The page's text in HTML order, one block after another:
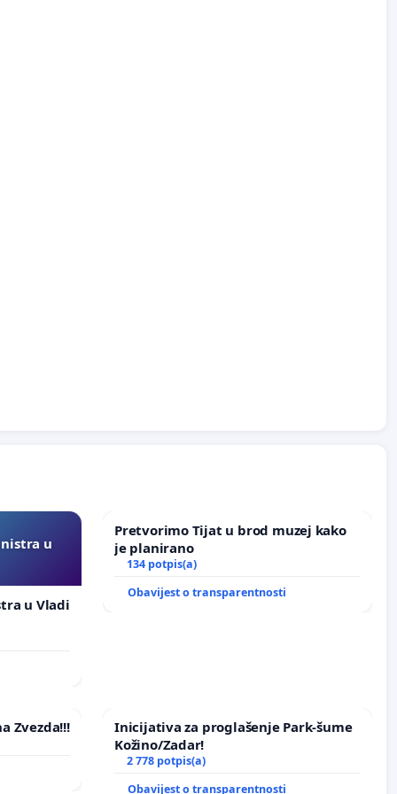
u
u Vladi
Pretvorimo Tijat u brod muzej kako
je planirano
134 potpis(a)
Obavijest o transparentnosti
Zvezda!!!
Inicijativa za proglašenje Park-šume
Kožino/Zadar!
2 778 potpis(a)
Obavijest o transparentnosti